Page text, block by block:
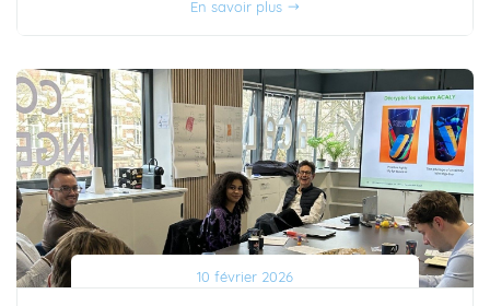
En savoir plus
10 février 2026